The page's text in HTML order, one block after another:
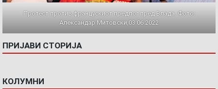
Протест против францускиот предлог пред Влада. Фото:
Александар Митовски,03.06.2022
ПРИЈАВИ СТОРИЈА
КОЛУМНИ